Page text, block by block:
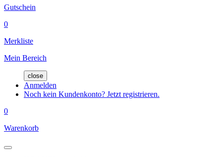
Gutschein
0
Merkliste
Mein Bereich
close
Anmelden
Noch kein Kundenkonto? Jetzt registrieren.
0
Warenkorb